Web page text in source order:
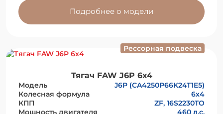
Подробнее о модели
Рессорная подвеска
Тягач FAW J6P 6х4
Модель
J6P (CA4250P66K24T1E5)
Колесная формула
6х4
КПП
ZF, 16S2230TO
Мощность двигателя
460 л.с.